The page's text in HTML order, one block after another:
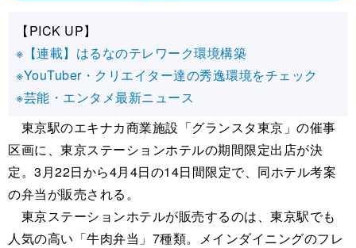
【PICK UP】
※【連載】はるなのテレワーク環境構築
※YouTuber・クリエイター達の秀逸環境をチェック
※芸能・エンタメ最新ニュース
東京駅のエキナカ商業施設「グランスタ東京」の催事
区画に、東京ステーションホテルの期間限定出店が決
定。3月22日から4月4日の14日間限定で、同ホテル考案
の弁当が販売される。
東京ステーションホテルが販売するのは、東京駅でも
人気の高い「牛肉弁当」7種類。メインダイニングのフレ